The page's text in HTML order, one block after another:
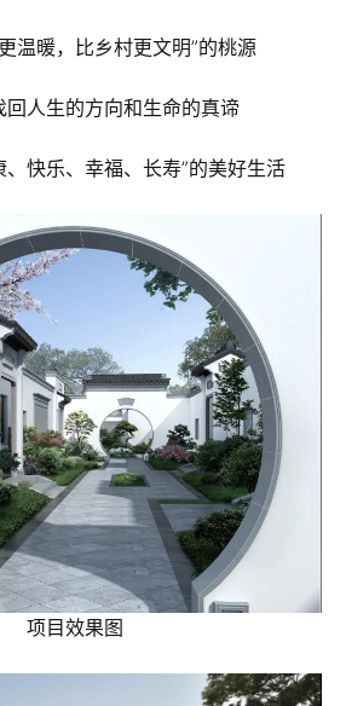
温暖，比乡村更文明”的桃源
回人生的方向和生命的真谛
、快乐、幸福、长寿”的美好生活
项目效果图